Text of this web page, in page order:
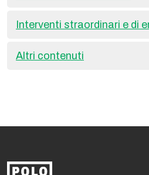
Interventi straordinari e di
Altri contenuti